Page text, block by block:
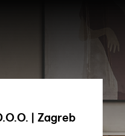
| Zagreb